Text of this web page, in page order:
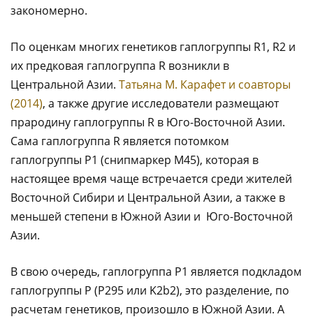
закономерно.
По оценкам многих генетиков гаплогруппы R1, R2 и
их предковая гаплогруппа R возникли в
Центральной Азии. Татьяна М. Карафет и соавторы
(2014), а также другие исследователи размещают
прародину гаплогруппы R в Юго-Восточной Азии.
Сама гаплогруппа R является потомком
гаплогруппы P1 (снипмаркер M45), которая в
настоящее время чаще встречается среди жителей
Восточной Сибири и Центральной Азии, а также в
меньшей степени в Южной Азии и Юго-Восточной
Азии.
В свою очередь, гаплогруппа P1 является подкладом
гаплогруппы Р (P295 или K2b2), это разделение, по
расчетам генетиков, произошло в Южной Азии. А